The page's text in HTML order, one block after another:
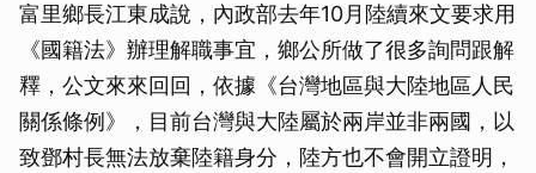
富里鄉長江東成說，內政部去年10月陸續來文要求用
《國籍法》辦理解職事宜，鄉公所做了很多詢問跟解
釋，公文來來回回，依據《台灣地區與大陸地區人民
關係條例》，目前台灣與大陸屬於兩岸並非兩國，以
致鄧村長無法放棄陸籍身分，陸方也不會開立證明，